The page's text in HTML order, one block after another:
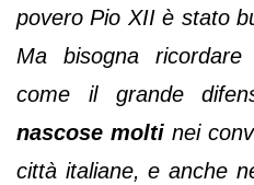
povero Pio XII è stato
Ma bisogna
come il grande
nascose molti nei
città italiane, e anche